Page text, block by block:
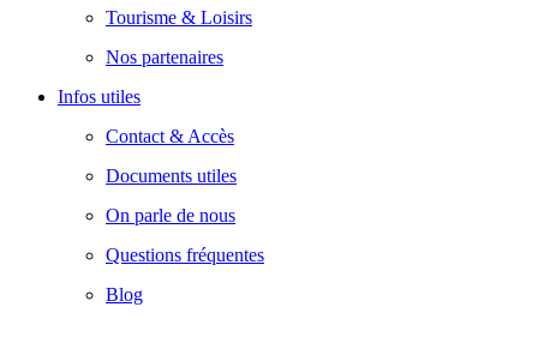
Tourisme & Loisirs
Nos partenaires
Infos utiles
Contact & Accès
Documents utiles
On parle de nous
Questions fréquentes
Blog